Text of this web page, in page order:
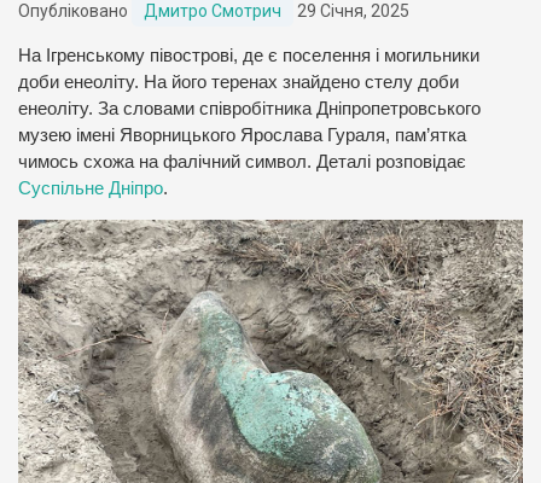
Опубліковано Дмитро Смотрич 29 Січня, 2025
На Ігренському півострові, де є поселення і могильники
доби енеоліту. На його теренах знайдено стелу доби
енеоліту. За словами співробітника Дніпропетровського
музею імені Яворницького Ярослава Гураля, пам’ятка
чимось схожа на фалічний символ. Деталі розповідає
Суспільне Дніпро.